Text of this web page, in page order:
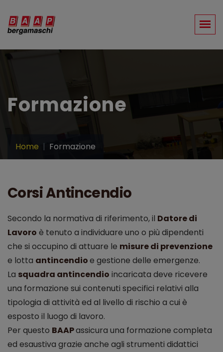
Formazione
Home Formazione
Corsi Antincendio
Secondo la normativa di riferimento, il Datore di
Lavoro è tenuto a individuare uno o più dipendenti
che si occupino di attuare le misure di prevenzione
e lotta antincendioe gestione delle emergenze.
La squadra antincendio incaricata deve ricevere
una formazione sui contenuti specifici relativi alla
tipologia di attività ed al livello di rischio a cui è
esposto il luogo di lavoro.
Per questo BAAPassicura una formazione completa
ed esaustiva grazie anche agli strumenti didattici